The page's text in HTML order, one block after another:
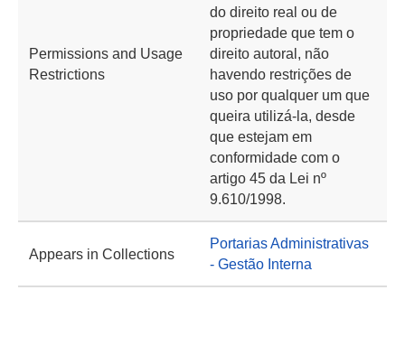
Permissions and Usage
Restrictions
do direito real ou de
propriedade que tem o
direito autoral, não
havendo restrições de
uso por qualquer um que
queira utilizá-la, desde
que estejam em
conformidade com o
artigo 45 da Lei nº
9.610/1998.
Appears in Collections
Portarias Administrativas
- Gestão Interna